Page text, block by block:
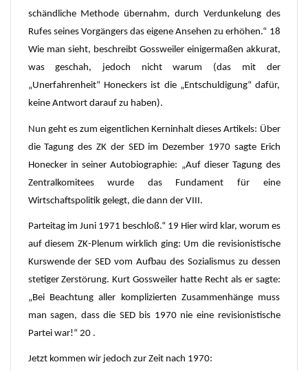
schändliche Methode übernahm, durch Verdunkelung des
Rufes seines Vorgängers das eigene Ansehen zu erhöhen.“ 18
Wie man sieht, beschreibt Gossweiler einigermaßen akkurat,
was geschah, jedoch nicht warum (das mit der
„Unerfahrenheit“ Honeckers ist die „Entschuldigung“ dafür,
keine Antwort darauf zu haben).
Nun geht es zum eigentlichen Kerninhalt dieses Artikels: Über
die Tagung des ZK der SED im Dezember 1970 sagte Erich
Honecker in seiner Autobiographie: „Auf dieser Tagung des
Zentralkomitees wurde das Fundament für eine
Wirtschaftspolitik gelegt, die dann der VIII.
Parteitag im Juni 1971 beschloß.“ 19 Hier wird klar, worum es
auf diesem ZK-Plenum wirklich ging: Um die revisionistische
Kurswende der SED vom Aufbau des Sozialismus zu dessen
stetiger Zerstörung. Kurt Gossweiler hatte Recht als er sagte:
„Bei Beachtung aller komplizierten Zusammenhänge muss
man sagen, dass die SED bis 1970 nie eine revisionistische
Partei war!“ 20 .
Jetzt kommen wir jedoch zur Zeit nach 1970: